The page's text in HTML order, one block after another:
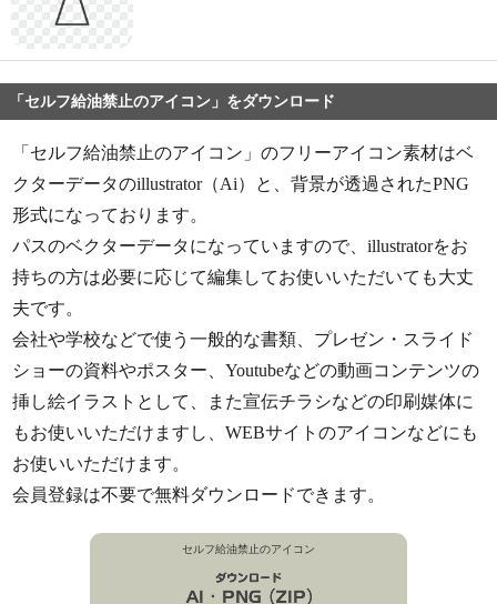
「セルフ給油禁止のアイコン」をダウンロード
「セルフ給油禁止のアイコン」のフリーアイコン素材はベ
クターデータのillustrator（Ai）と、背景が透過されたPNG
形式になっております。
パスのベクターデータになっていますので、illustratorをお
持ちの方は必要に応じて編集してお使いいただいても大丈
夫です。
会社や学校などで使う一般的な書類、プレゼン・スライド
ショーの資料やポスター、Youtubeなどの動画コンテンツの
挿し絵イラストとして、また宣伝チラシなどの印刷媒体に
もお使いいただけますし、WEBサイトのアイコンなどにも
お使いいただけます。
会員登録は不要で無料ダウンロードできます。
セルフ給油禁止のアイコン